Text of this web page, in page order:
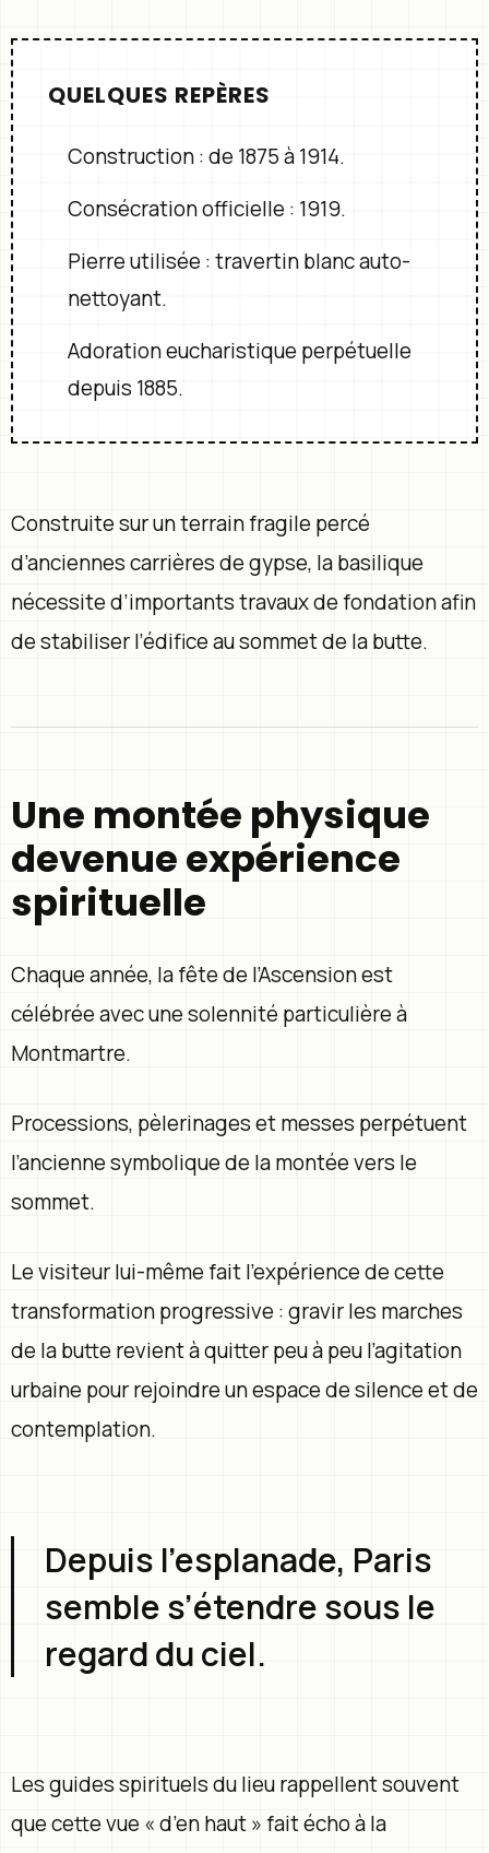
QUELQUES REPÈRES
Construction : de 1875 à 1914.
Consécration officielle : 1919.
Pierre utilisée : travertin blanc auto-
nettoyant.
Adoration eucharistique perpétuelle
depuis 1885.
Construite sur un terrain fragile percé
d’anciennes carrières de gypse, la basilique
nécessite d’importants travaux de fondation afin
de stabiliser l’édifice au sommet de la butte.
Une montée physique
devenue expérience
spirituelle
Chaque année, la fête de l’Ascension est
célébrée avec une solennité particulière à
Montmartre.
Processions, pèlerinages et messes perpétuent
l’ancienne symbolique de la montée vers le
sommet.
Le visiteur lui-même fait l’expérience de cette
transformation progressive : gravir les marches
de la butte revient à quitter peu à peu l’agitation
urbaine pour rejoindre un espace de silence et de
contemplation.
Depuis l’esplanade, Paris
semble s’étendre sous le
regard du ciel.
Les guides spirituels du lieu rappellent souvent
que cette vue « d’en haut » fait écho à la